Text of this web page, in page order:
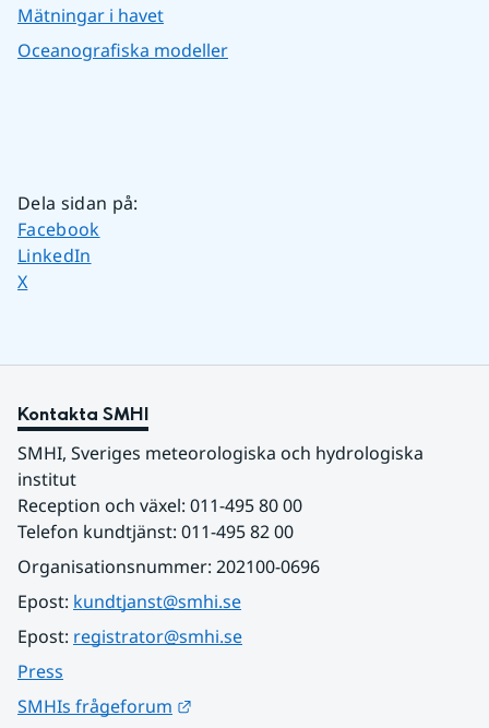
Mätningar i havet
Oceanografiska modeller
Dela sidan på:
Dela sidan på
Facebook
Dela sidan på
LinkedIn
Dela sidan på
X
Kontakta SMHI
SMHI, Sveriges meteorologiska och hydrologiska
institut
Reception och växel: 011-495 80 00
Telefon kundtjänst: 011-495 82 00
Organisationsnummer: 202100-0696
Epost: kundtjanst@smhi.se
Epost: registrator@smhi.se
Press
SMHIs frågeforum